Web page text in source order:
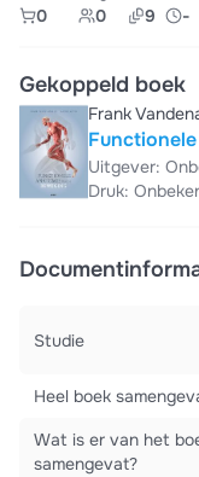
0 0 9 -
Gekoppeld boek
Frank
Uitgever:
Druk:
Studie
Heel boek
Wat is er van het
samengevat?